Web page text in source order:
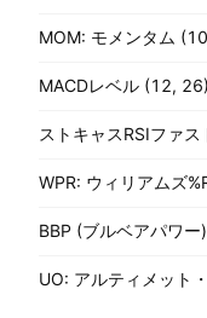
MOM: モメンタム
MACDレベル (12, 26)
ストキャスRSIファ
WPR: ウィリアムズ
BBP (ブルベアパワー)
UO: アルティメット